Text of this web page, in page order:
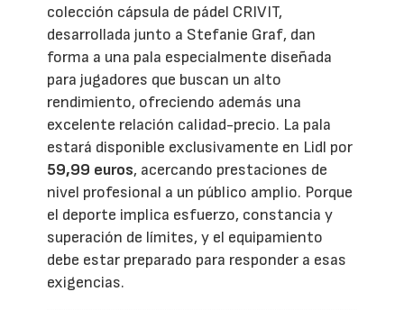
colección cápsula de pádel CRIVIT,
desarrollada junto a Stefanie Graf, dan
forma a una pala especialmente diseñada
para jugadores que buscan un alto
rendimiento, ofreciendo además una
excelente relación calidad-precio. La pala
estará disponible exclusivamente en Lidl por
59,99 euros, acercando prestaciones de
nivel profesional a un público amplio. Porque
el deporte implica esfuerzo, constancia y
superación de límites, y el equipamiento
debe estar preparado para responder a esas
exigencias.